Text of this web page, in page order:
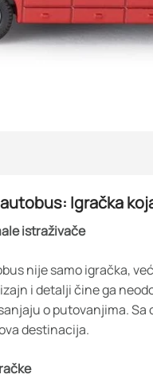
Igračka
istraživače
nije samo igračka,
i detalji čine ga
o putovanjima.
destinacija.